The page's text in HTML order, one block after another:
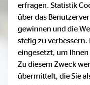
erfragen. Statistik
über das
gewinnen und die
stetig zu
eingesetzt, um
Zu diesem Zweck
übermittelt, die Sie